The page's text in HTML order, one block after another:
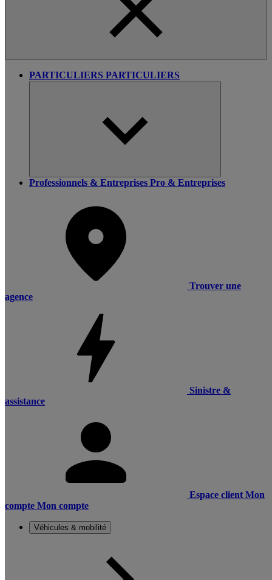
PARTICULIERS PARTICULIERS
Professionnels & Entreprises Pro & Entreprises
Trouver une
agence
Sinistre &
assistance
Espace client Mon
compte Mon compte
Véhicules & mobilité